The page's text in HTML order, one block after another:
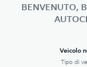
BENVENUTO,
Veicolo
Tipo di